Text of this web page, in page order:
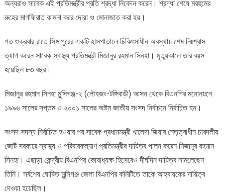
অন্যরাও সাবেক এই প্রতিমন্ত্রীর প্রতি শ্রদ্ধা নিবেদন করেন। শ্রদ্ধা শেষে মরহুমের
রুহের মাগফিরাত কামনা করে দোয়া ও মোনাজাত করা হয়।
গত শুক্রবার রাতে সিঙ্গাপুরের একটি হাসপাতালে চিকিৎসাধীন অবস্থায় শেষ নিঃশ্বাস
ত্যাগ করেন সাবেক স্বাস্থ্য প্রতিমন্ত্রী মিজানুর রহমান সিনহা। মৃত্যুকালে তার বয়স
হয়েছিল ৮৩ বছর।
মিজানুর রহমান সিনহা মুন্সিগঞ্জ-২ (লৌহজং-টঙ্গিবাড়ী) আসন থেকে বিএনপির মনোনয়নে
১৯৯৬ সালের সপ্তম ও ২০০১ সালের অষ্টম জাতীয় সংসদ নির্বাচনে নির্বাচিত হন।
সংসদ সদস্য নির্বাচিত হওয়ার পর সাবেক প্রধানমন্ত্রী খালেদা জিয়ার নেতৃত্বাধীন চারদলীয়
জোট সরকারে স্বাস্থ্য ও পরিবারকল্যাণ প্রতিমন্ত্রীর দায়িত্ব পালন করেন মিজানুর রহমান
সিনহা। এছাড়া কেন্দ্রীয় বিএনপির কোষাধ্যক্ষ হিসেবেও দীর্ঘদিন দায়িত্ব সামলেছেন
তিনি। সর্বশেষ ঘোষিত মুন্সিগঞ্জ জেলা বিএনপির কমিটিতে তাকে আহ্বায়কের দায়িত্ব
দেওয়া হয়েছিল।